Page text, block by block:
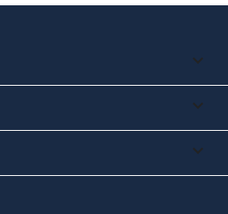


